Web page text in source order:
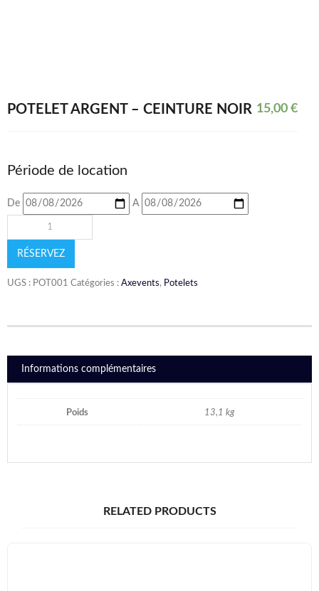
POTELET ARGENT – CEINTURE NOIR 15,00 €
Période de location
De A
RÉSERVEZ
UGS : POT001 Catégories : Axevents, Potelets
Informations complémentaires
Poids 13,1 kg
RELATED PRODUCTS